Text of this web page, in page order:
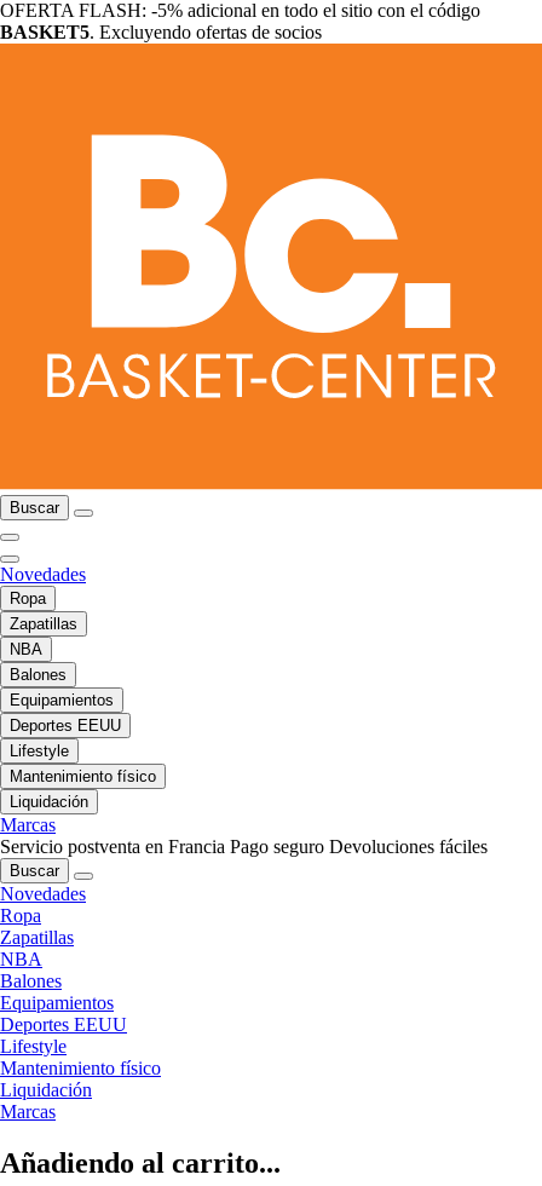
OFERTA FLASH: -5% adicional en todo el sitio con el código
BASKET5. Excluyendo ofertas de socios
Buscar
Novedades
Ropa
Zapatillas
NBA
Balones
Equipamientos
Deportes EEUU
Lifestyle
Mantenimiento físico
Liquidación
Marcas
Servicio postventa en Francia Pago seguro Devoluciones fáciles
Buscar
Novedades
Ropa
Zapatillas
NBA
Balones
Equipamientos
Deportes EEUU
Lifestyle
Mantenimiento físico
Liquidación
Marcas
Añadiendo al carrito...